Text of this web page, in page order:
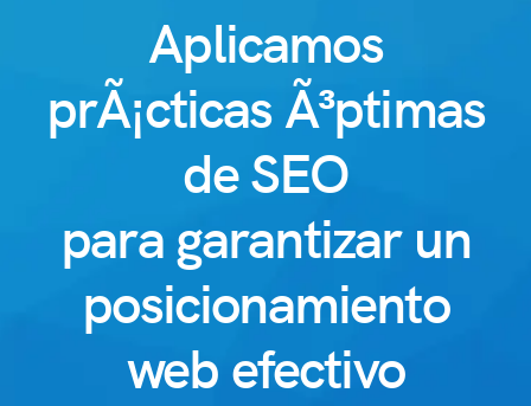
Aplicamos
prÃ¡cticas Ã³ptimas
de SEO
para garantizar un
posicionamiento
web efectivo